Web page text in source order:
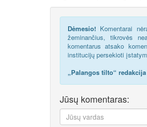
Dėmesio! Komentarai
žeminančius, tikrovės
komentarus atsako
institucijų persekioti
„Palangos tilto“ redakcija
Jūsų komentaras: